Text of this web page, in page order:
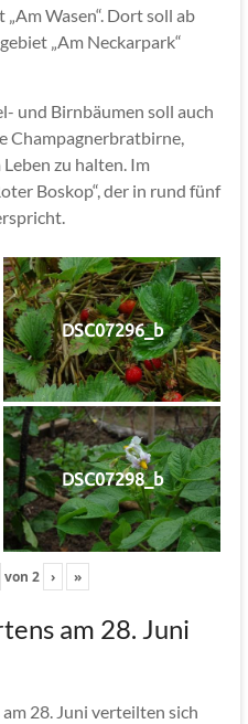
Wasen“. Dort soll ab
„Am Neckarpark“
und Birnbäumen soll auch
Champagnerbratbirne,
zu halten. Im
Boskop“, der in rund fünf
DSC07296_b
DSC07298_b
von 2 › »
am 28. Juni
28. Juni verteilten sich